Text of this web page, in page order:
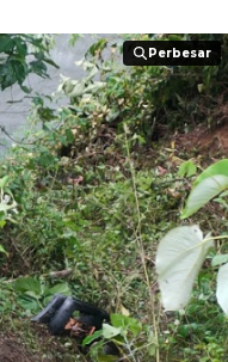
Perbesar
Perbesar